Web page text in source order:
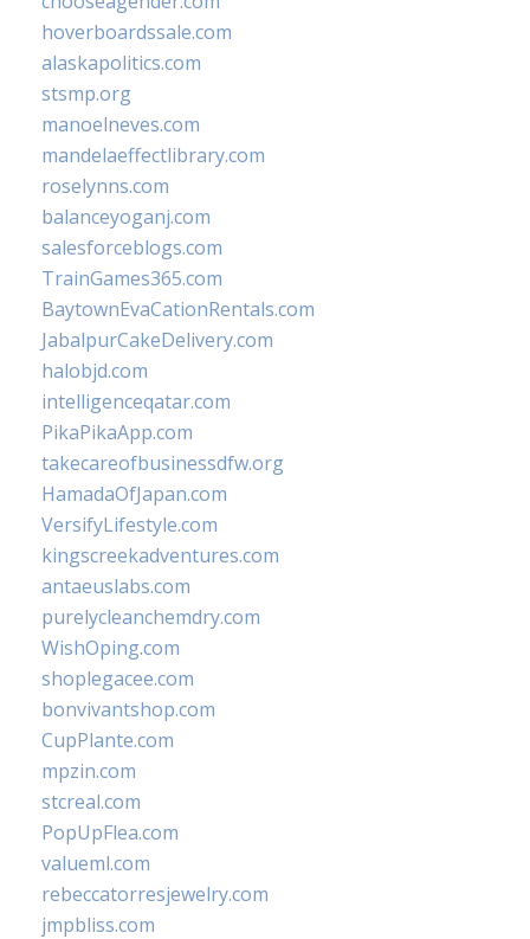
hoverboardssale.com
alaskapolitics.com
stsmp.org
manoelneves.com
mandelaeffectlibrary.com
roselynns.com
balanceyoganj.com
salesforceblogs.com
TrainGames365.com
BaytownEvaCationRentals.com
JabalpurCakeDelivery.com
halobjd.com
intelligenceqatar.com
PikaPikaApp.com
takecareofbusinessdfw.org
HamadaOfJapan.com
VersifyLifestyle.com
kingscreekadventures.com
antaeuslabs.com
purelycleanchemdry.com
WishOping.com
shoplegacee.com
bonvivantshop.com
CupPlante.com
mpzin.com
stcreal.com
PopUpFlea.com
valueml.com
rebeccatorresjewelry.com
jmpbliss.com